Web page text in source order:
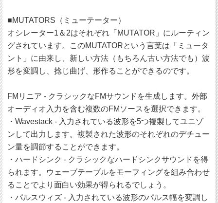
■MUTATORS（ミューテーター）
オシレーター1＆2はそれぞれ「MUTATOR」にルーティン
グされています。このMUTATORという言葉は「ミュータ
ント」に由来し、新しい方法（もちろん古い方法でも）波
形を変調し、捻じ曲げ、形作ることができるのです。
FMリニア - クラシックなFMサウンドを生成します。外部
オーディオ入力を含む複数のFMソースを選択できます。
・Wavestack - 入力されている波形を5つ複製してユニゾ
ンして出力します。複製された波形のそれぞれのデチュー
ン量を調節することができます。
・ハードシンク - クラシックなハードシンクサウンドを得
られます。ウェーブテーブルをモーフィングを組み合わせ
ることでより面白い効果が得られるでしょう。
・パルスウィズ - 入力されている波形のパルス幅を変調し